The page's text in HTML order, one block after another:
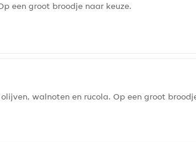
een groot broodje naar keuze.
walnoten en rucola. Op een groot